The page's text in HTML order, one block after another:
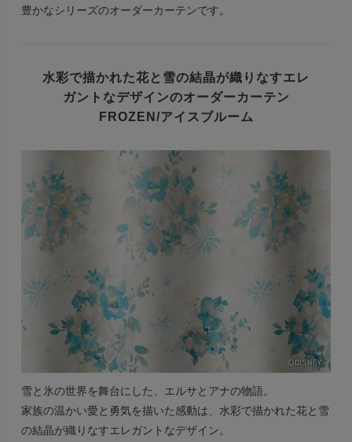
豊かなシリーズのオーダーカーテンです。
水彩で描かれた花と雪の結晶が織りなすエレ
ガントなデザインのオーダーカーテン
FROZEN/アイスブルーム
雪と氷の世界を舞台にした、エルサとアナの物語。
家族の温かい愛と勇気を描いた感動は、水彩で描かれた花と雪
の結晶が織りなすエレガントなデザイン。